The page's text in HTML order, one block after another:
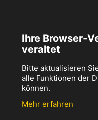
Ihre Browser-
veraltet
Bitte aktualisieren
alle Funktionen der
können.
Mehr erfahren